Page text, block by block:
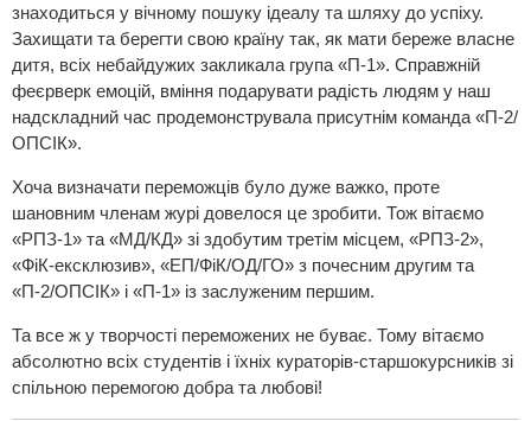
знаходиться у вічному пошуку ідеалу та шляху до успіху.
Захищати та берегти свою країну так, як мати береже власне
дитя, всіх небайдужих закликала група «П-1». Справжній
феєрверк емоцій, вміння подарувати радість людям у наш
надскладний час продемонструвала присутнім команда «П-2/
ОПСІК».
Хоча визначати переможців було дуже важко, проте
шановним членам журі довелося це зробити. Тож вітаємо
«РПЗ-1» та «МД/КД» зі здобутим третім місцем, «РПЗ-2»,
«ФіК-ексклюзив», «ЕП/ФіК/ОД/ГО» з почесним другим та
«П-2/ОПСІК» і «П-1» із заслуженим першим.
Та все ж у творчості переможених не буває. Тому вітаємо
абсолютно всіх студентів і їхніх кураторів-старшокурсників зі
спільною перемогою добра та любові!